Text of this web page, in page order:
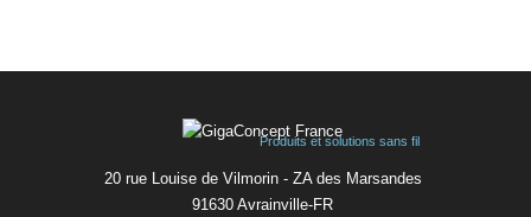
Produits et solutions sans fil
20 rue Louise de Vilmorin - ZA des Marsandes
91630 Avrainvilleㅤ-ㅤFR